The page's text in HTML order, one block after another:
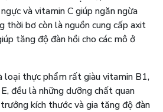
và vitamin C giúp ngăn ngừa
thời bơ còn là nguồn cung cấp axit
tăng độ đàn hồi cho các mô ở
loại thực phẩm rất giàu vitamin B1,
đều là những dưỡng chất quan
kích thước và gia tăng độ đàn